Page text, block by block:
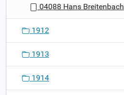
04088 Hans Breitenbach
1912
1913
1914